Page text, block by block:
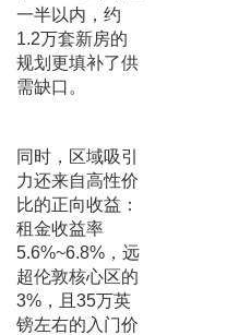
一半以内，约
1.2万套新房的
规划更填补了供
需缺口。
同时，区域吸引
力还来自高性价
比的正向收益：
租金收益率
5.6%~6.8%，远
超伦敦核心区的
3%，且35万英
镑左右的入门价